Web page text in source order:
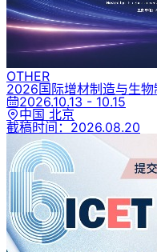
OTHER
2026国际增材制造与生物
2026.10.13 - 10.15
中国 北京
截稿时间： 2026.08.20